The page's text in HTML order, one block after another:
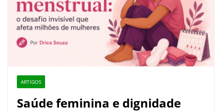
ARTIGOS
Saúde feminina e dignidade